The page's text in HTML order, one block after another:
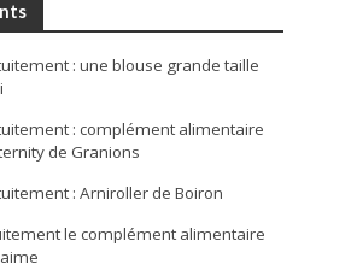
: une blouse grande taille
: complément alimentaire
de Granions
: Arniroller de Boiron
le complément alimentaire